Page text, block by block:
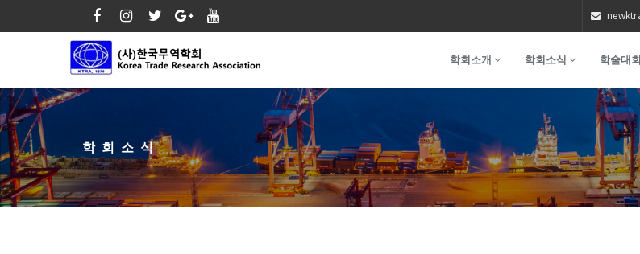
학회소개 학회소식 학술대회
학회소식